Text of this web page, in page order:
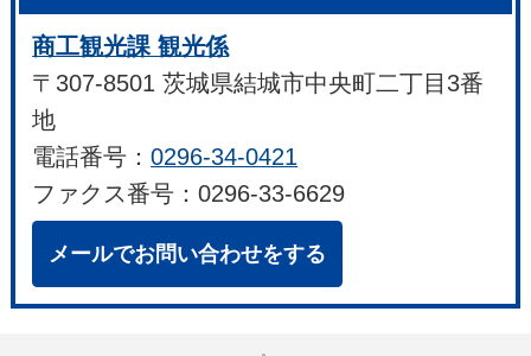
商工観光課 観光係
〒307-8501 茨城県結城市中央町二丁目3番
地
電話番号：0296-34-0421
ファクス番号：0296-33-6629
メールでお問い合わせをする